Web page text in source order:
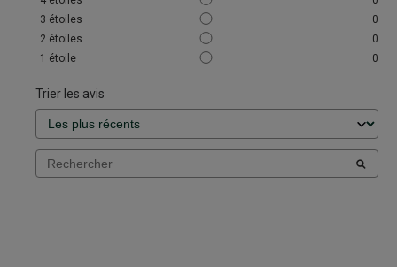
3 étoiles
0
2 étoiles
0
1 étoile 0
Trier les avis